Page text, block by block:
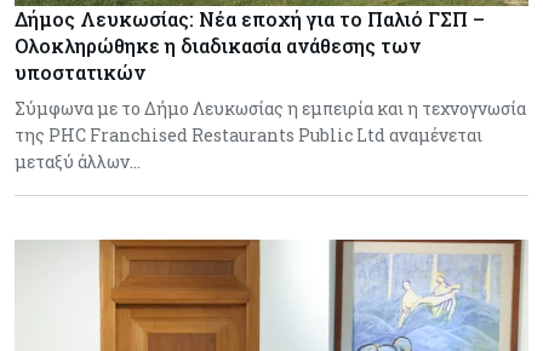
Δήμος Λευκωσίας: Νέα εποχή για το Παλιό ΓΣΠ –
Ολοκληρώθηκε η διαδικασία ανάθεσης των
υποστατικών
Σύμφωνα με το Δήμο Λευκωσίας η εμπειρία και η τεχνογνωσία
της PHC Franchised Restaurants Public Ltd αναμένεται
μεταξύ άλλων…